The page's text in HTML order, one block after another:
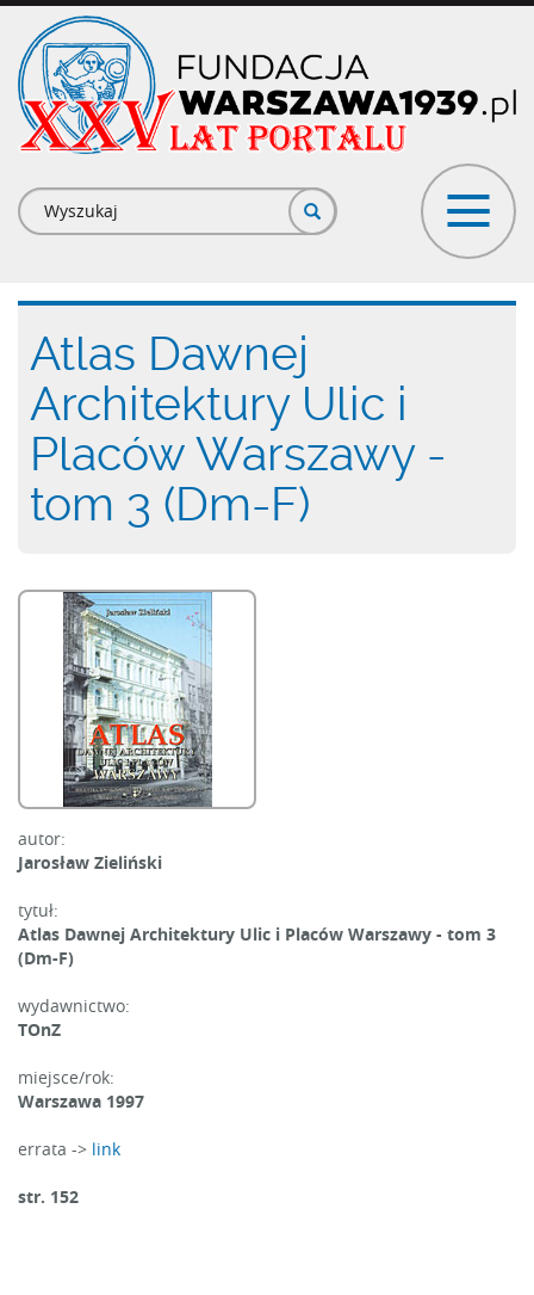
Przejdź
treści
Formularz
wyszukiwania
Atlas Dawnej
Architektury Ulic i
Placów Warszawy -
tom 3 (Dm-F)
autor:
Jarosław Zieliński
tytuł:
Atlas Dawnej Architektury Ulic i Placów Warszawy - tom 3
(Dm-F)
wydawnictwo:
TOnZ
miejsce/rok:
Warszawa 1997
errata -> link
str. 152